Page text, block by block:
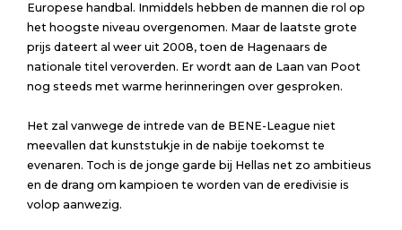
Europese handbal. Inmiddels hebben de mannen die rol op
het hoogste niveau overgenomen. Maar de laatste grote
prijs dateert al weer uit 2008, toen de Hagenaars de
nationale titel veroverden. Er wordt aan de Laan van Poot
nog steeds met warme herinneringen over gesproken.
Het zal vanwege de intrede van de BENE-League niet
meevallen dat kunststukje in de nabije toekomst te
evenaren. Toch is de jonge garde bij Hellas net zo ambitieus
en de drang om kampioen te worden van de eredivisie is
volop aanwezig.